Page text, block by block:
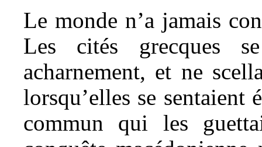
Le monde n’a jamais
Les cités grecques
acharnement, et ne
lorsqu’elles se sentaient
commun qui les